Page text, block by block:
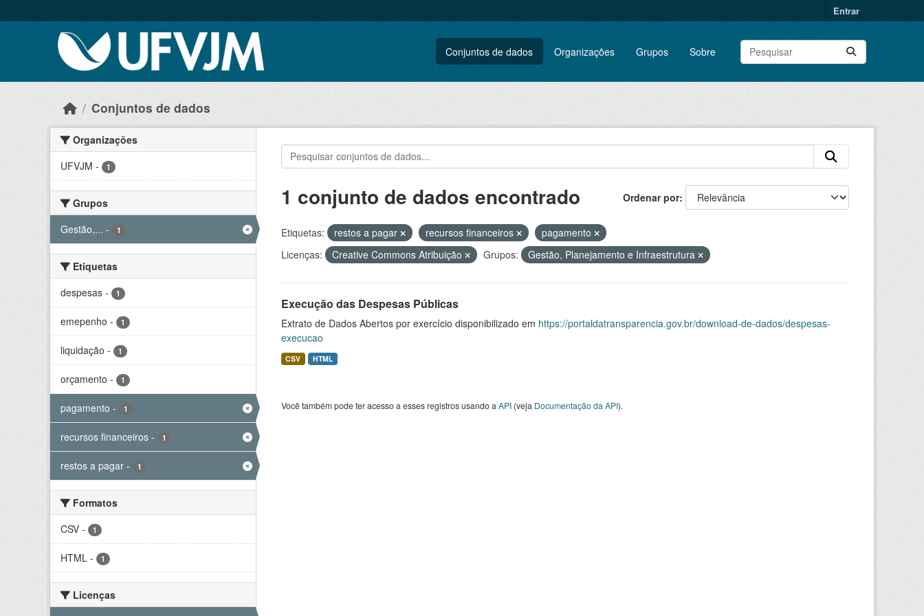
Entrar
Conjuntos de dados Organizações Grupos Sobre
Conjuntos de dados
Organizações
UFVJM - 1
Grupos
Gestão,... - 1
Etiquetas
despesas - 1
emepenho - 1
liquidação - 1
orçamento - 1
pagamento - 1
recursos financeiros - 1
restos a pagar - 1
Formatos
CSV - 1
HTML - 1
Licenças
Ordenar por
1 conjunto de dados encontrado
Etiquetas: restos a pagar recursos financeiros
pagamento
Licenças:
Creative Commons Atribuição Grupos: Gestão, Planejamento e Infraestrutura
Execução das Despesas Públicas
Extrato de Dados Abertos por exercício disponibilizado em https://portaldatransparencia.gov.br/download-de-dados/despesas-
execucao
CSV HTML
Você também pode ter acesso a esses registros usando a API(veja Documentação da API).